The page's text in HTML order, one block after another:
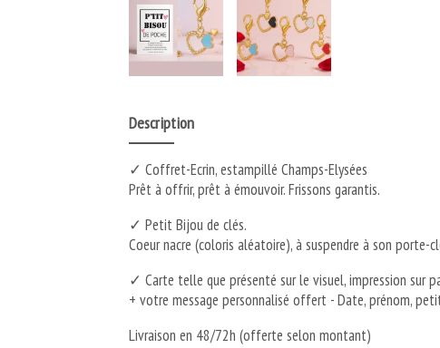
Description
✓ Coffret-Ecrin, estampillé Champs-Elysées
Prêt à offrir, prêt à émouvoir. Frissons garantis.
✓ Petit Bijou de clés.
Coeur nacre (coloris aléatoire), à suspendre à son porte-
✓ Carte telle que présenté sur le visuel, impression sur
+ votre message personnalisé offert - Date, prénom,
Livraison en 48/72h (offerte selon montant)